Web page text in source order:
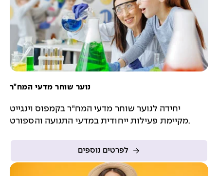
נוער שוחר מדעי המח"ר
יחידה לנוער שוחר מדעי המח"ר בקמפוס וינגייט
מקיימת פעילות ייחודית במדעי התנועה והספורט.
לפרטים נוספים